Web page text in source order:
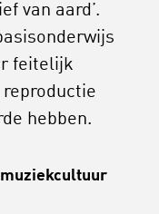
van aard’.
feitelijk
hebben.
muziekcultuur